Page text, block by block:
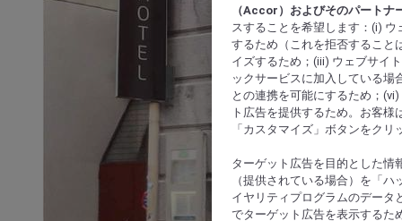
（Accor）およびそのパートナ
スすることを希望します：(i)
するため（これを拒否すること
イズするため；(iii) ウェブサイ
ックサービスに加入している場
との連携を可能にするため；
ト広告を提供するため。お客
「カスタマイズ」ボタンをク
ターゲット広告を目的とした情
（提供されている場合）を「
イヤリティプログラムのデータ
でターゲット広告を表示するた